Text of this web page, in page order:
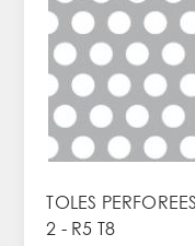
TOLES
2 - R5 T8